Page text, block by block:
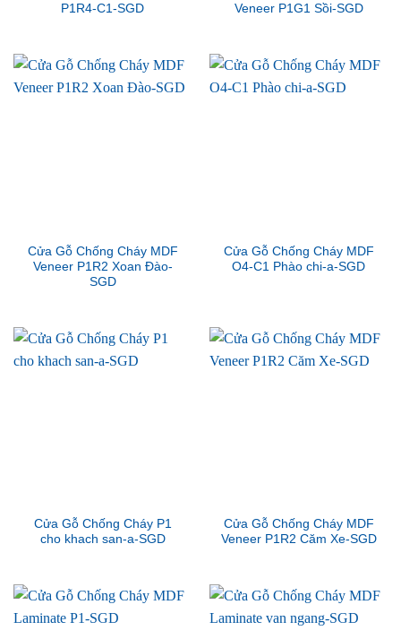
P1R4-C1-SGD
Veneer P1G1 Sồi-SGD
Cửa Gỗ Chống Cháy MDF
Veneer P1R2 Xoan Đào-
SGD
Cửa Gỗ Chống Cháy MDF
O4-C1 Phào chi-a-SGD
Cửa Gỗ Chống Cháy P1
cho khach san-a-SGD
Cửa Gỗ Chống Cháy MDF
Veneer P1R2 Căm Xe-SGD